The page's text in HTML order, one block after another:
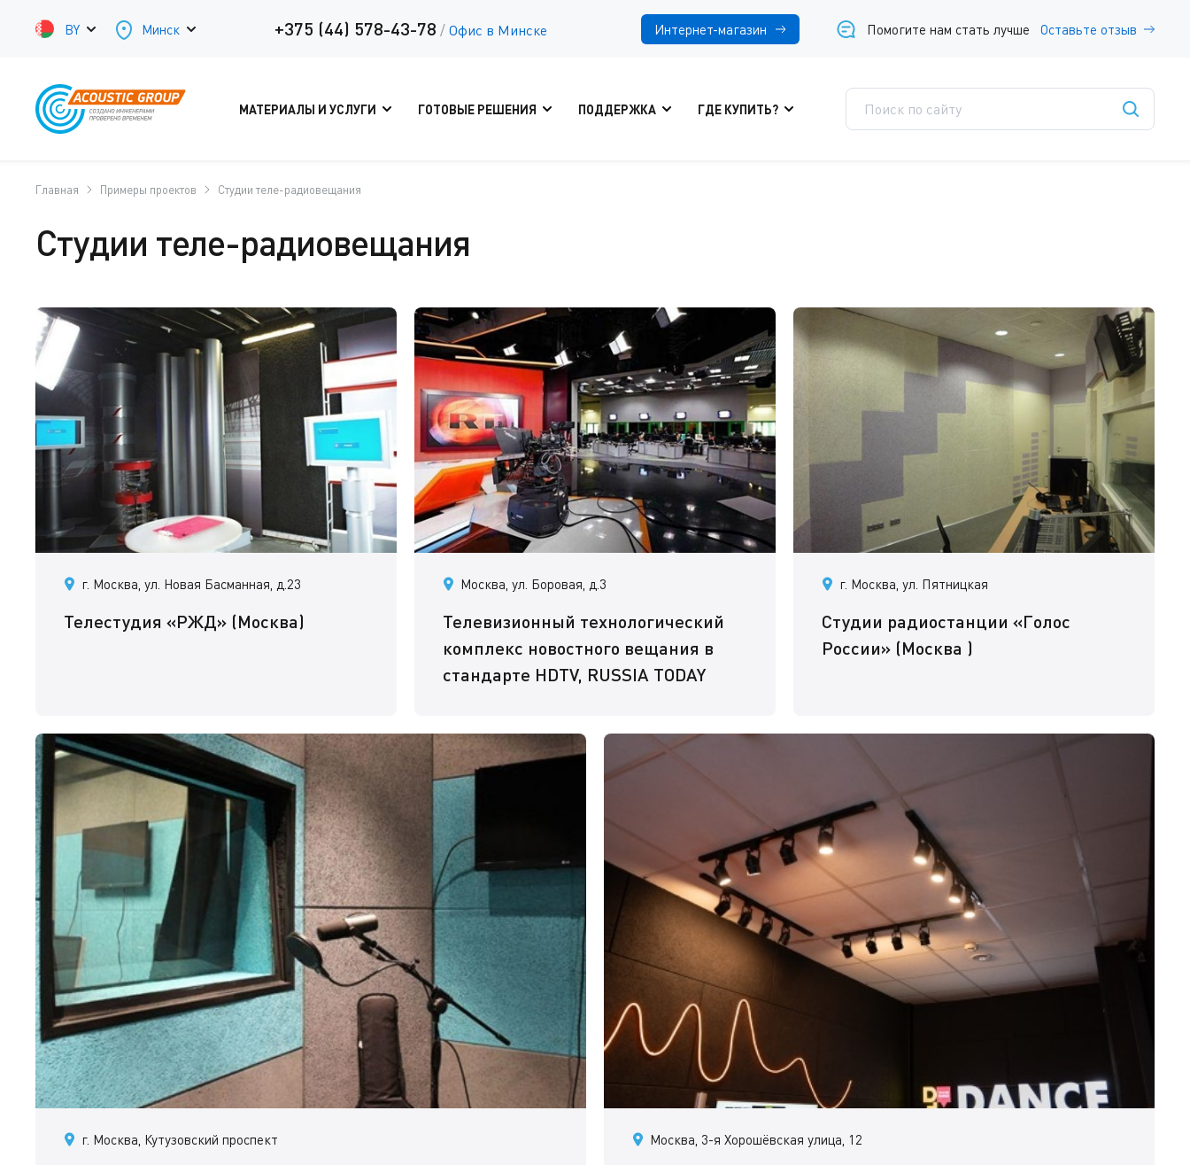
BY Минск +375 (44) 578-43-78 / Офис в Минске Интернет-магазин Помогите нам стать лучше Оставьте отзыв
МАТЕРИАЛЫ И УСЛУГИ ГОТОВЫЕ РЕШЕНИЯ ПОДДЕРЖКА ГДЕ КУПИТЬ?
Главная Примеры проектов Студии теле-радиовещания
Студии теле-радиовещания
г. Москва, ул. Новая Басманная, д.23
Телестудия «РЖД» (Москва)
Москва, ул. Боровая, д.3
Телевизионный технологический
комплекс новостного вещания в
стандарте HDTV, RUSSIA TODAY
г. Москва, ул. Пятницкая
Студии радиостанции «Голос
России» (Москва )
г. Москва, Кутузовский проспект Москва, 3-я Хорошёвская улица, 12